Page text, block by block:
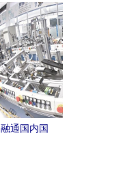
大智慧的水
磨年糕机如
何助力传统
美食现代化
融通国内国